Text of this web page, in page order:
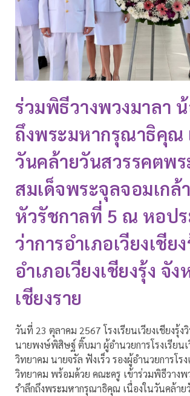
ร่วมพิธีวางพวงมาลา
ถึงพระมหากรุณาธิคุณ
วันคล้ายวันสวรรคตพ
สมเด็จพระจุลจอมเกล้
หัวรัชกาลที่ 5 ณ หอป
ว่าการอำเภอเวียงเชียง
อำเภอเวียงเชียงรุ้ง จัง
เชียงราย
วันที่ 23 ตุลาคม 2567 โรงเรียนเวียงเชียงรุ้ง
นายพงษ์พิสิษฐ์ ติ๊บมา ผู้อำนวยการโรงเรียนเ
วิทยาคม นายจรัล ฟังเร็ว รองผู้อำนวยการโรง
วิทยาคม พร้อมด้วย คณะครู เข้าร่วมพิธีวางพ
รำลึกถึงพระมหากรุณาธิคุณ เนื่องในวันคล้าย